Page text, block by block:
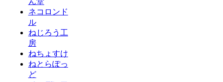
ネコロンド
ル
ねじろう工
房
ねちょすけ
ねとらぽっ
ど